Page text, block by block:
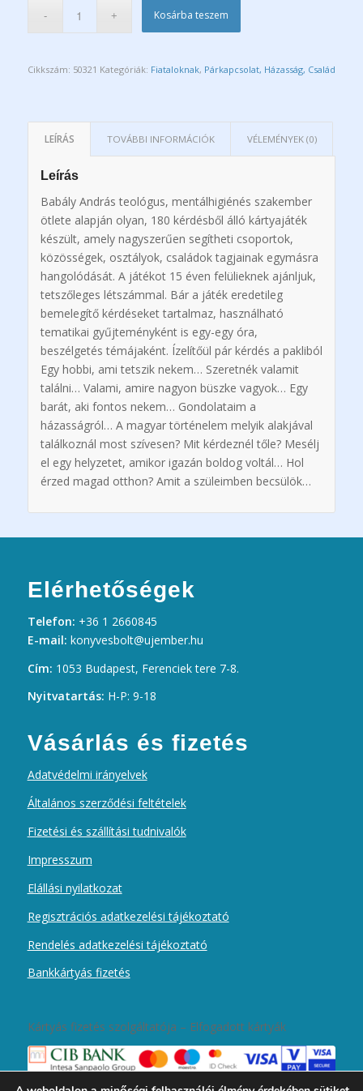
Kosárba teszem
Cikkszám: 50321 Kategóriák: Fiataloknak, Párkapcsolat, Házasság, Család
LEÍRÁS TOVÁBBI INFORMÁCIÓK VÉLEMÉNYEK (0)
Leírás
Babály András teológus, mentálhigiénés szakember
ötlete alapján olyan, 180 kérdésből álló kártyajáték
készült, amely nagyszerűen segítheti csoportok,
közösségek, osztályok, családok tagjainak egymásra
hangolódását. A játékot 15 éven felülieknek ajánljuk,
tetszőleges létszámmal. Bár a játék eredetileg
bemelegítő kérdéseket tartalmaz, használható
tematikai gyűjteményként is egy-egy óra,
beszélgetés témájaként. Ízelítőül pár kérdés a pakliból
Egy hobbi, ami tetszik nekem… Szeretnék valamit
találni… Valami, amire nagyon büszke vagyok… Egy
barát, aki fontos nekem… Gondolataim a
házasságról… A magyar történelem melyik alakjával
találkoznál most szívesen? Mit kérdeznél tőle? Mesélj
el egy helyzetet, amikor igazán boldog voltál… Hol
érzed magad otthon? Amit a szüleimben becsülök…
Elérhetőségek
Telefon: +36 1 2660845
E-mail: konyvesbolt@ujember.hu
Cím: 1053 Budapest, Ferenciek tere 7-8.
Nyitvatartás: H-P: 9-18
Vásárlás és fizetés
Adatvédelmi irányelvek
Általános szerződési feltételek
Fizetési és szállítási tudnivalók
Impresszum
Elállási nyilatkozat
Regisztrációs adatkezelési tájékoztató
Rendelés adatkezelési tájékoztató
Bankkártyás fizetés
Kártyás fizetés szolgáltatója – Elfogadott kártyák